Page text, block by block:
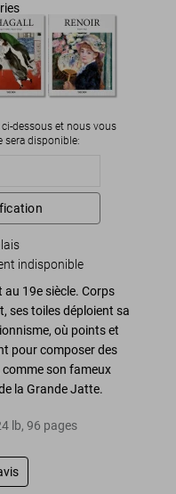
dessous et nous vous
sera disponible:
indisponible
au 19e siècle. Corps
ses toiles déploient sa
, où points et
pour composer des
comme son fameux
la Grande Jatte.
lb, 96 pages